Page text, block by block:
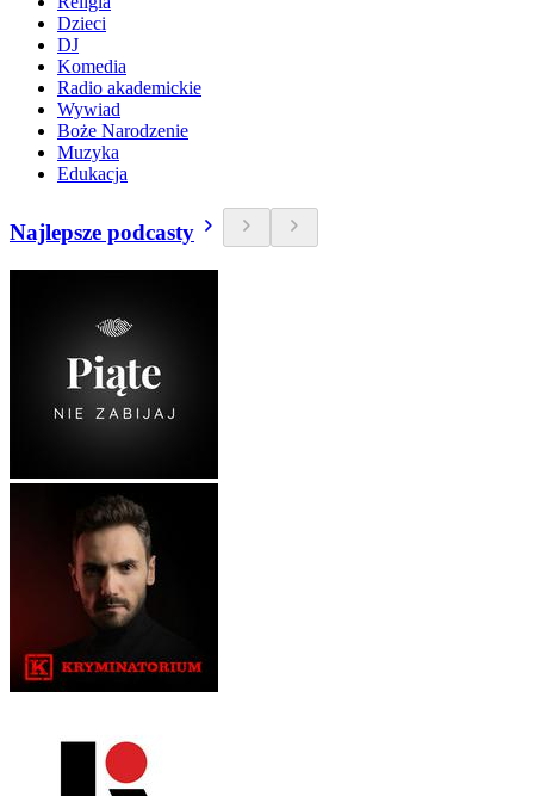
Dzieci
DJ
Komedia
Radio akademickie
Wywiad
Boże Narodzenie
Muzyka
Edukacja
Najlepsze podcasty